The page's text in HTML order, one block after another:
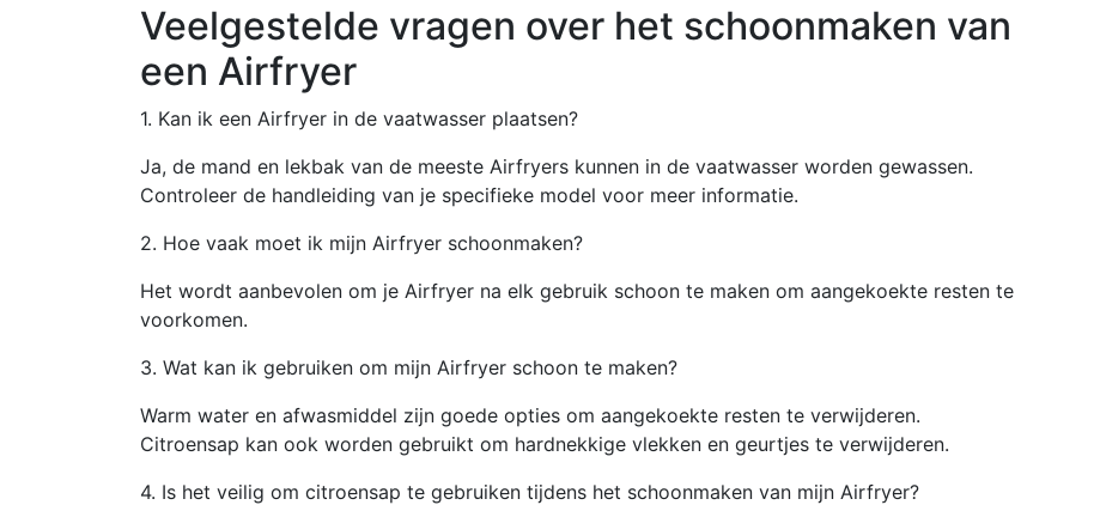
Veelgestelde vragen over het schoonmaken van
een Airfryer
1. Kan ik een Airfryer in de vaatwasser plaatsen?
Ja, de mand en lekbak van de meeste Airfryers kunnen in de vaatwasser worden gewassen.
Controleer de handleiding van je specifieke model voor meer informatie.
2. Hoe vaak moet ik mijn Airfryer schoonmaken?
Het wordt aanbevolen om je Airfryer na elk gebruik schoon te maken om aangekoekte resten te
voorkomen.
3. Wat kan ik gebruiken om mijn Airfryer schoon te maken?
Warm water en afwasmiddel zijn goede opties om aangekoekte resten te verwijderen.
Citroensap kan ook worden gebruikt om hardnekkige vlekken en geurtjes te verwijderen.
4. Is het veilig om citroensap te gebruiken tijdens het schoonmaken van mijn Airfryer?